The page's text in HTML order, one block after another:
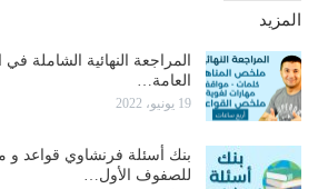
المزيد
المراجعة النهائية الشاملة في
العامة…
19 يونيو، 2022
بنك أسئلة فرنشاوي قواعد و
للصفوف الأول…